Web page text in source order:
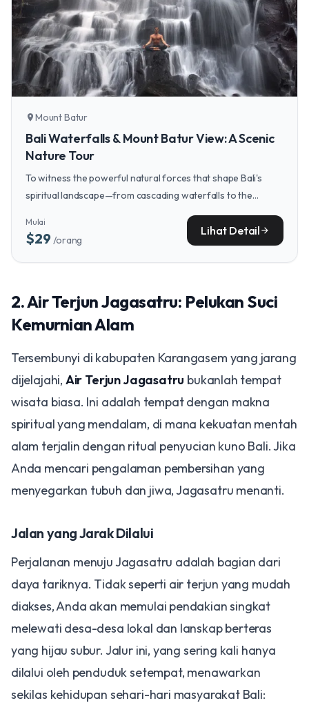
location_on Mount Batur
Bali Waterfalls & Mount Batur View: A Scenic
Nature Tour
To witness the powerful natural forces that shape Bali's
spiritual landscape—from cascading waterfalls to the
majestic silhouette of Mount Batur—a scenic nature tour
provides a perfect perspective.
Mulai
$29 /orang
Lihat Detail arrow_forward
2. Air Terjun Jagasatru: Pelukan Suci
Kemurnian Alam
Tersembunyi di kabupaten Karangasem yang jarang
dijelajahi, Air Terjun Jagasatru bukanlah tempat
wisata biasa. Ini adalah tempat dengan makna
spiritual yang mendalam, di mana kekuatan mentah
alam terjalin dengan ritual penyucian kuno Bali. Jika
Anda mencari pengalaman pembersihan yang
menyegarkan tubuh dan jiwa, Jagasatru menanti.
Jalan yang Jarak Dilalui
Perjalanan menuju Jagasatru adalah bagian dari
daya tariknya. Tidak seperti air terjun yang mudah
diakses, Anda akan memulai pendakian singkat
melewati desa-desa lokal dan lanskap berteras
yang hijau subur. Jalur ini, yang sering kali hanya
dilalui oleh penduduk setempat, menawarkan
sekilas kehidupan sehari-hari masyarakat Bali: